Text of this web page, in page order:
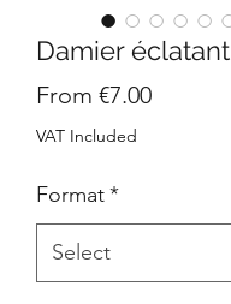
Damier éclatant
From €7.00Sale
VAT Included
Format*